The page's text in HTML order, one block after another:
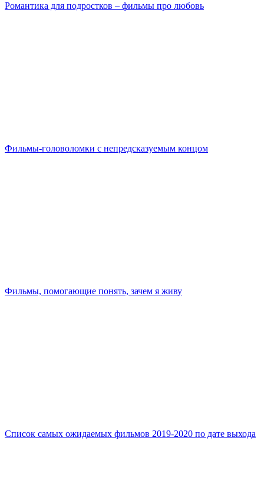
Романтика для подростков – фильмы про любовь
Фильмы-головоломки с непредсказуемым концом
Фильмы, помогающие понять, зачем я живу
Список самых ожидаемых фильмов 2019-2020 по дате выхода